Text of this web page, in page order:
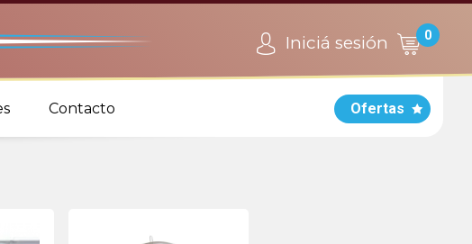
Iniciá sesión 0
Contacto Ofertas